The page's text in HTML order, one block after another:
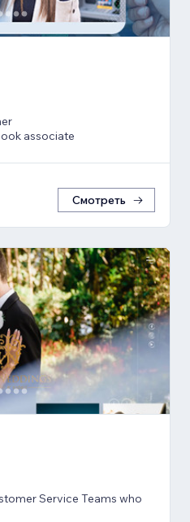
associate
Смотреть
Service Teams who